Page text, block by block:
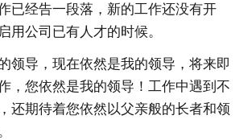
已经告一段落，新的工作还没有开
用公司已有人才的时候。
领导，现在依然是我的领导，将来即
，您依然是我的领导！工作中遇到不
还期待着您依然以父亲般的长者和领